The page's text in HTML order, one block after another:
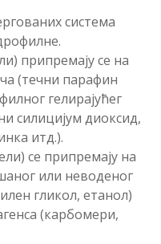
система
припремају се на
(течни парафин
гелирајућег
силицијум диоксид,
итд.).
се припремају на
или неводеног
гликол, етанол)
(карбомери,